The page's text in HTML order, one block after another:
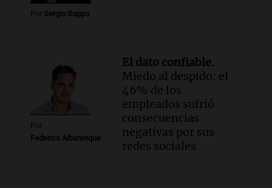
Por Sergio Suppo
Por
Federico Albarenque
El dato confiable.
Miedo al despido: el
46% de los
empleados sufrió
consecuencias
negativas por sus
redes sociales